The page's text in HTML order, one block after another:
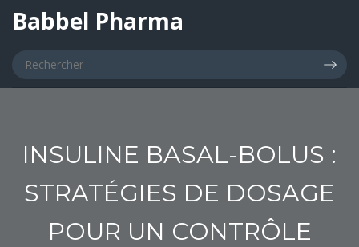
Babbel Pharma
INSULINE BASAL-BOLUS :
STRATÉGIES DE DOSAGE
POUR UN CONTRÔLE